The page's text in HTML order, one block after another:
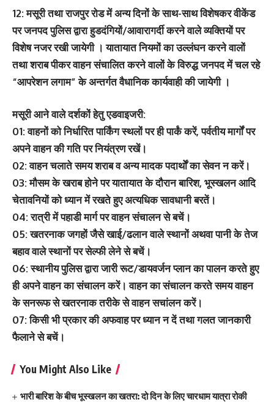
12: मसूरी तथा राजपुर रोड में अन्य दिनों के साथ-साथ विशेषकर वीकेंड
पर जनपद पुलिस द्वारा हुडदंगियों/आवारागर्दी करने वाले व्यक्तियों पर
विशेष नजर रखी जायेगी । यातायात नियमों का उल्लंघन करने वालों
तथा शराब पीकर वाहन संचालित करने वालों के विरुद्ध जनपद में चल रहे
“आपरेशन लगाम” के अन्तर्गत वैधानिक कार्यवाही की जायेगी ।
मसूरी आने वाले दर्शकों हेतु एडवाइजरी:
01: वाहनों को निर्धारित पार्किंग स्थलों पर ही पार्कं करें, पर्वतीय मार्गों पर
अपने वाहन की गति पर नियंत्रण रखें।
02: वाहन चलाते समय शराब व अन्य मादक पदार्थोें का सेवन न करें।
03: मौसम के खराब होने पर यातायात के दौरान बारिश, भूस्खलन आदि
चेतावनियों को ध्यान में रखते हुए अत्यधिक सावधानी बरतें।
04: रात्री में पहाडी मार्ग पर वाहन संचालन से बचें।
05: खतरनाक जगहों जैसे खाई/ढलान वाले स्थानों अथवा पानी के तेज
बहाव वाले स्थानों पर सेल्फी लेने से बचें।
06: स्थानीय पुलिस द्वारा जारी रूट/डायवर्जन प्लान का पालन करते हुए
ही अपने वाहन का संचालन करें। वाहन का संचालन करते समय वाहन
के सनरूफ से खतरनाक तरीके से वाहन सचांलन करें।
07: किसी भी प्रकार की अफवाह पर ध्यान न दें तथा गलत जानकारी
फैलाने से बचें।
You Might Also Like
भारी बारिश के बीच भूस्खलन का खतरा: दो दिन के लिए चारधाम यात्रा रोकी